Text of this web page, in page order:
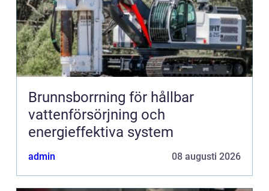
Brunnsborrning för hållbar
vattenförsörjning och
energieffektiva system
admin 08 augusti 2026